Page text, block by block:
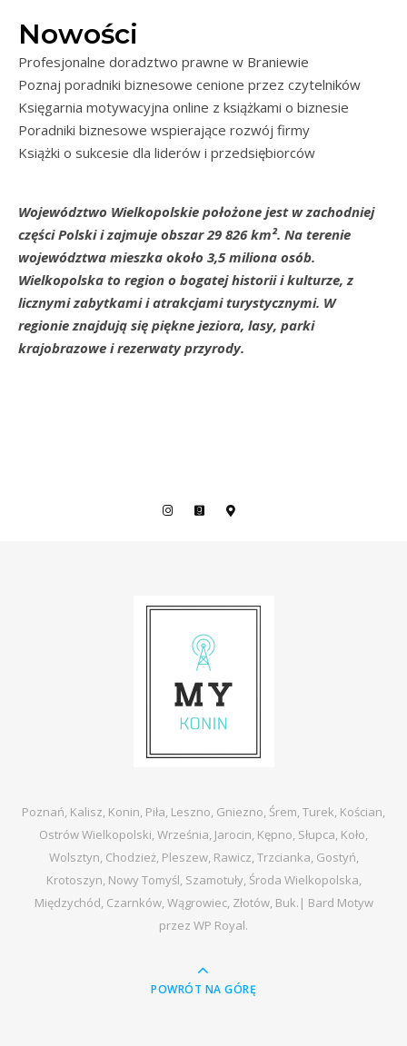
Nowości
Profesjonalne doradztwo prawne w Braniewie
Poznaj poradniki biznesowe cenione przez czytelników
Księgarnia motywacyjna online z książkami o biznesie
Poradniki biznesowe wspierające rozwój firmy
Książki o sukcesie dla liderów i przedsiębiorców
Województwo Wielkopolskie położone jest w zachodniej
części Polski i zajmuje obszar 29 826 km². Na terenie
województwa mieszka około 3,5 miliona osób.
Wielkopolska to region o bogatej historii i kulturze, z
licznymi zabytkami i atrakcjami turystycznymi. W
regionie znajdują się piękne jeziora, lasy, parki
krajobrazowe i rezerwaty przyrody.
Poznań, Kalisz, Konin, Piła, Leszno, Gniezno, Śrem, Turek, Kościan,
Ostrów Wielkopolski, Września, Jarocin, Kępno, Słupca, Koło,
Wolsztyn, Chodzież, Pleszew, Rawicz, Trzcianka, Gostyń,
Krotoszyn, Nowy Tomyśl, Szamotuły, Środa Wielkopolska,
Międzychód, Czarnków, Wągrowiec, Złotów, Buk.| Bard Motyw
przez WP Royal.
POWRÓT NA GÓRĘ